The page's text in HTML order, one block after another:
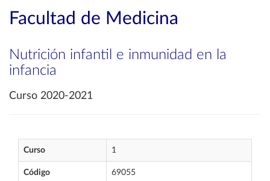
Facultad de Medicina
Nutrición infantil e inmunidad en la
infancia
Curso 2020-2021
Curso 1
Código 69055